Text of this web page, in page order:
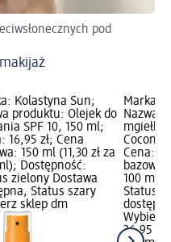
pod
Kolastyna Sun;
produktu: Olejek do
SPF 10, 150 ml;
16,95 zł; Cena
150 ml (11,30 zł za
Dostępność:
zielony Dostawa
Status szary
sklep dm
Marka:
Nazwa
mgiełka
Coconut
Cena:
bazowa:
100 ml);
Status
Wybierz
36,95 zł